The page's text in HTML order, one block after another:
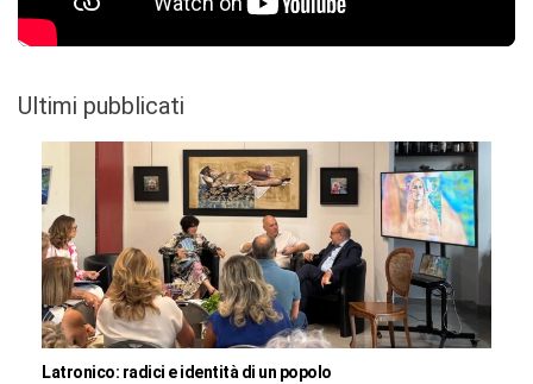
Ultimi pubblicati
Latronico: radici e identità di un popolo